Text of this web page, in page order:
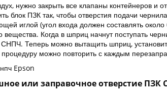
нужно закрыть все клапаны контейнеров и
блок ПЗК так, чтобы отверстия подачи
иглой (угол входа должен составлять
вещества. Когда в шприц начнут поступать
Теперь можно вытащить шприц,
процедуру можно повторить с каждым
или заправочное отверстие ПЗК